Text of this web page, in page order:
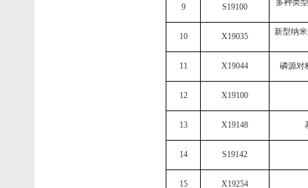
9 S19100 多种类
10 X19035 新型纳
11 X19044 磷源对
12 X19100
13 X19148
14 S19142
15 X19254